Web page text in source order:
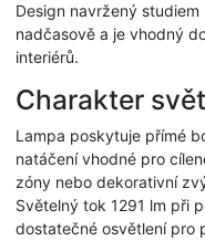
Design navržený
nadčasově a je vhodný
interiérů.
Charakter
Lampa poskytuje přímé
natáčení vhodné pro
zóny nebo dekorativní
Světelný tok 1291 lm při
dostatečné osvětlení pro